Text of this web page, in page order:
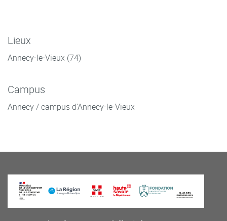
Lieux
Annecy-le-Vieux (74)
Campus
Annecy / campus d'Annecy-le-Vieux